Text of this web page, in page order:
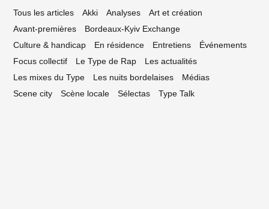
Tous les articles Akki Analyses
Art et création
Avant-premières
Bordeaux-Kyiv Exchange
Culture & handicap
En résidence Entretiens
Événements
Focus collectif
Le Type de Rap
Les actualités
Les mixes du Type
Les nuits bordelaises
Médias
Scene city
Scène locale Sélectas Type Talk